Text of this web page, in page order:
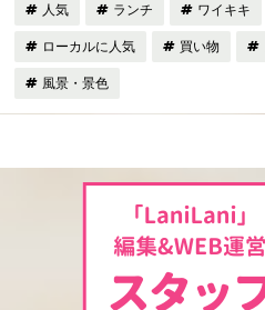
人気 ランチ ワイキキ
ローカルに人気 買い物
風景・景色